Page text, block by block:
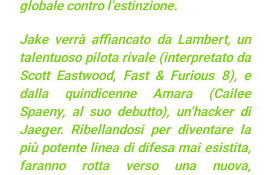
globale contro l’estinzione.
Jake verrà affiancato da Lambert, un
talentuoso pilota rivale (interpretato da
Scott Eastwood, Fast & Furious 8), e
dalla quindicenne Amara (Cailee
Spaeny, al suo debutto), un’hacker di
Jaeger. Ribellandosi per diventare la
più potente linea di difesa mai esistita,
faranno rotta verso una nuova,